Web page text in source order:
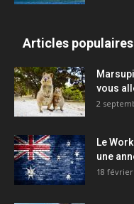
Articles populaires
vous
2
Le
une
18 février